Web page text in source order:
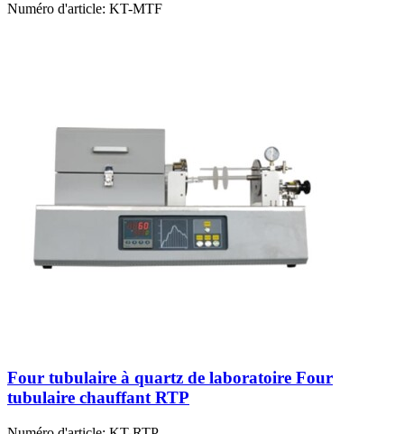
Numéro d'article: KT-MTF
Four tubulaire à quartz de laboratoire Four
tubulaire chauffant RTP